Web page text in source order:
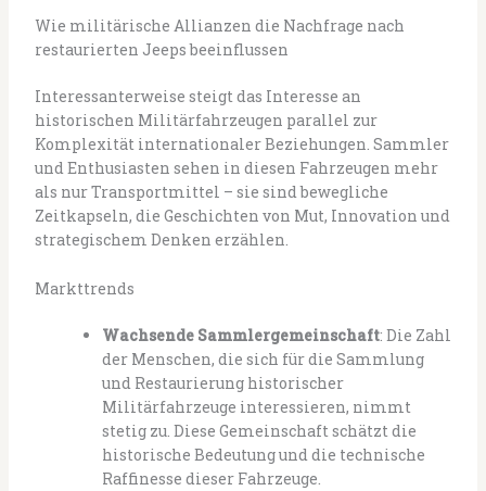
Wie militärische Allianzen die Nachfrage nach
restaurierten Jeeps beeinflussen
Interessanterweise steigt das Interesse an
historischen Militärfahrzeugen parallel zur
Komplexität internationaler Beziehungen. Sammler
und Enthusiasten sehen in diesen Fahrzeugen mehr
als nur Transportmittel – sie sind bewegliche
Zeitkapseln, die Geschichten von Mut, Innovation und
strategischem Denken erzählen.
Markttrends
Wachsende Sammlergemeinschaft: Die Zahl
der Menschen, die sich für die Sammlung
und Restaurierung historischer
Militärfahrzeuge interessieren, nimmt
stetig zu. Diese Gemeinschaft schätzt die
historische Bedeutung und die technische
Raffinesse dieser Fahrzeuge.